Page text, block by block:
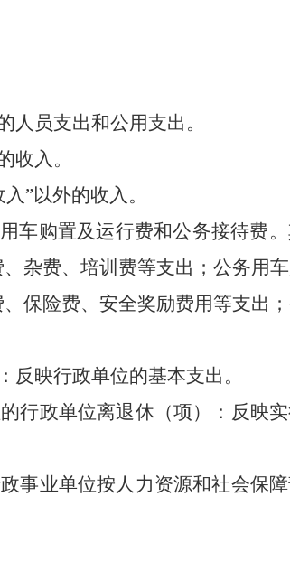
员支出和公用支出。
收入。
”以外的收入。
车购置及运行费和公务接待费
杂费、培训费等支出；公务用
保险费、安全奖励费用等支出
映行政单位的基本支出。
行政单位离退休（项）：反映
事业单位按人力资源和社会保